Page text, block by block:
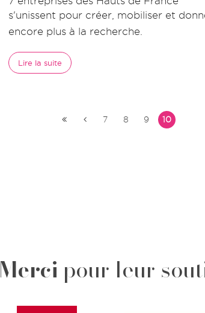
s'unissent pour créer, mobiliser et
encore plus à la recherche.
Lire la suite
7 8 9 10
Merci pour leur